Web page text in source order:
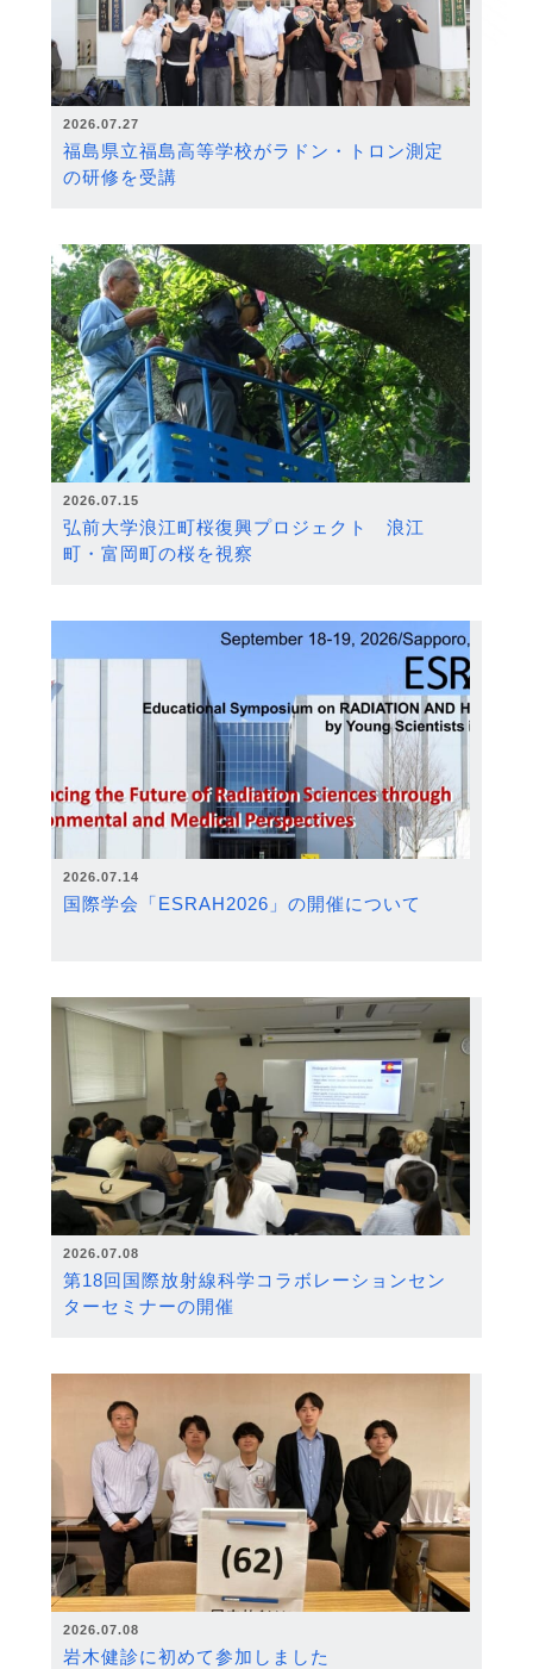
2026.07.27
福島県立福島高等学校がラドン・トロン測定
の研修を受講
2026.07.15
弘前大学浪江町桜復興プロジェクト 浪江
町・富岡町の桜を視察
2026.07.14
国際学会「ESRAH2026」の開催について
2026.07.08
第18回国際放射線科学コラボレーションセン
ターセミナーの開催
2026.07.08
岩木健診に初めて参加しました